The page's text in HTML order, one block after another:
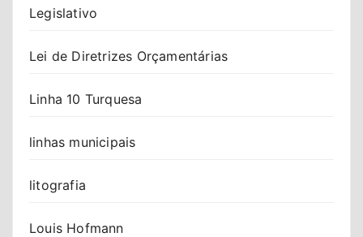
Legislativo
Lei de Diretrizes Orçamentárias
Linha 10 Turquesa
linhas municipais
litografia
Louis Hofmann